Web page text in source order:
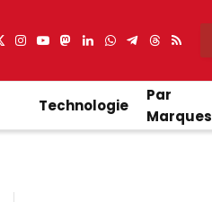
Instagram
YouTube
Mastodon
LinkedIn
WhatsApp
Partager
Telegram
Threads
RSS
Technologie
Par
Marques